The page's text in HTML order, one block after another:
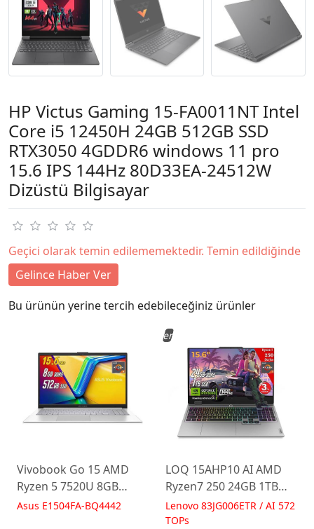
HP Victus Gaming 15-FA0011NT Intel
Core i5 12450H 24GB 512GB SSD
RTX3050 4GDDR6 windows 11 pro
15.6 IPS 144Hz 80D33EA-24512W
Dizüstü Bilgisayar
Geçici olarak temin edilememektedir. Temin edildiğinde
Gelince Haber Ver
Bu ürünün yerine tercih edebileceğiniz ürünler
Vivobook Go 15 AMD
Ryzen 5 7520U 8GB
512GB 15.6 FreeDos
Asus E1504FA-BQ4442
LOQ 15AHP10 AI AMD
Ryzen7 250 24GB 1TB
RTX5060 15.6 IPS FHD
FreeDos Gaming
Lenovo 83JG006ETR / AI 572
TOPs
Yeni